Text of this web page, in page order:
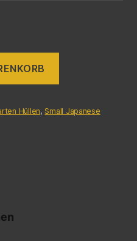
Hüllen, Small Japanese